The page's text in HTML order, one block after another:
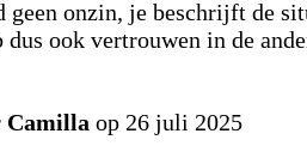
onzin, je beschrijft de
ook vertrouwen in de
Camilla op 26 juli 2025